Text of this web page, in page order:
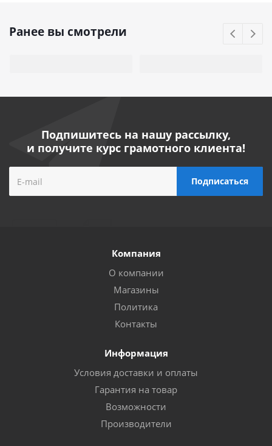
Ранее вы смотрели
Подпишитесь на нашу рассылку,
и получите курс грамотного клиента!
Компания
О компании
Магазины
Политика
Контакты
Информация
Условия доставки и оплаты
Гарантия на товар
Возможности
Производители